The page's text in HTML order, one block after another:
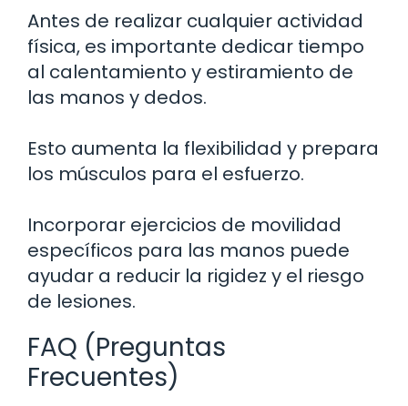
Antes de realizar cualquier actividad
física, es importante dedicar tiempo
al calentamiento y estiramiento de
las manos y dedos.
Esto aumenta la flexibilidad y prepara
los músculos para el esfuerzo.
Incorporar ejercicios de movilidad
específicos para las manos puede
ayudar a reducir la rigidez y el riesgo
de lesiones.
FAQ (Preguntas
Frecuentes)